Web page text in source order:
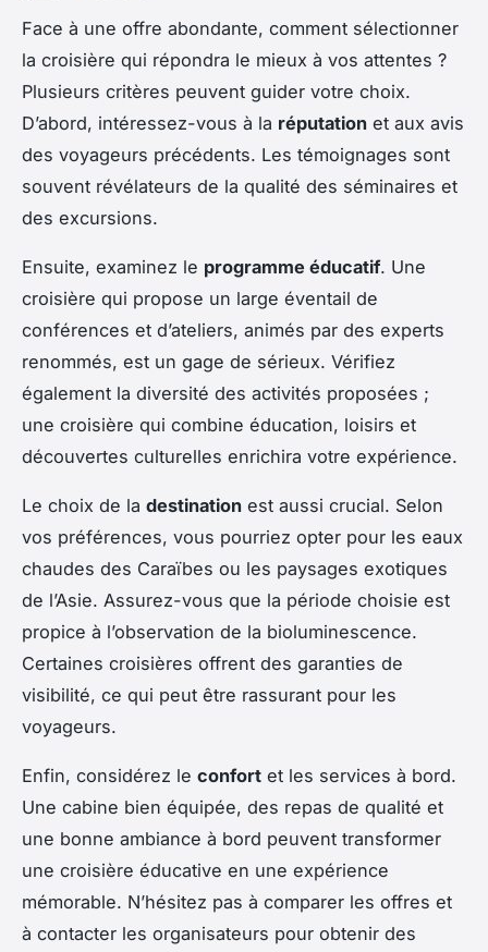
Face à une offre abondante, comment sélectionner
la croisière qui répondra le mieux à vos attentes ?
Plusieurs critères peuvent guider votre choix.
D’abord, intéressez-vous à la réputation et aux avis
des voyageurs précédents. Les témoignages sont
souvent révélateurs de la qualité des séminaires et
des excursions.
Ensuite, examinez le programme éducatif. Une
croisière qui propose un large éventail de
conférences et d’ateliers, animés par des experts
renommés, est un gage de sérieux. Vérifiez
également la diversité des activités proposées ;
une croisière qui combine éducation, loisirs et
découvertes culturelles enrichira votre expérience.
Le choix de la destination est aussi crucial. Selon
vos préférences, vous pourriez opter pour les eaux
chaudes des Caraïbes ou les paysages exotiques
de l’Asie. Assurez-vous que la période choisie est
propice à l’observation de la bioluminescence.
Certaines croisières offrent des garanties de
visibilité, ce qui peut être rassurant pour les
voyageurs.
Enfin, considérez le confort et les services à bord.
Une cabine bien équipée, des repas de qualité et
une bonne ambiance à bord peuvent transformer
une croisière éducative en une expérience
mémorable. N’hésitez pas à comparer les offres et
à contacter les organisateurs pour obtenir des